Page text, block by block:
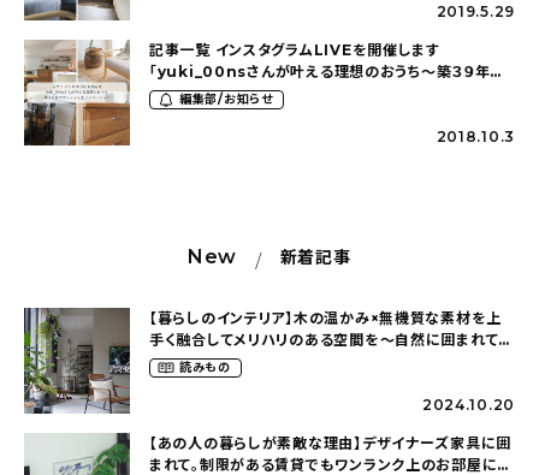
2019.5.29
記事一覧 インスタグラムLIVEを開催します
「yuki_00nsさんが叶える理想のおうち〜築３９年の
マンションをリノベーション！〜」
編集部/お知らせ
2018.10.3
New 新着記事
【暮らしのインテリア】木の温かみ×無機質な素材を上
手く融合してメリハリのある空間を〜自然に囲まれて暮
らす（ki_no_ieさん）
読みもの
2024.10.20
【あの人の暮らしが素敵な理由】デザイナーズ家具に囲
まれて。制限がある賃貸でもワンランク上のお部屋に〜